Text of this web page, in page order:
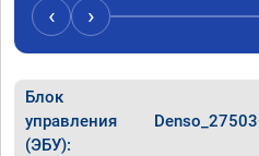
‹ ›
Блок
управления
(ЭБУ):